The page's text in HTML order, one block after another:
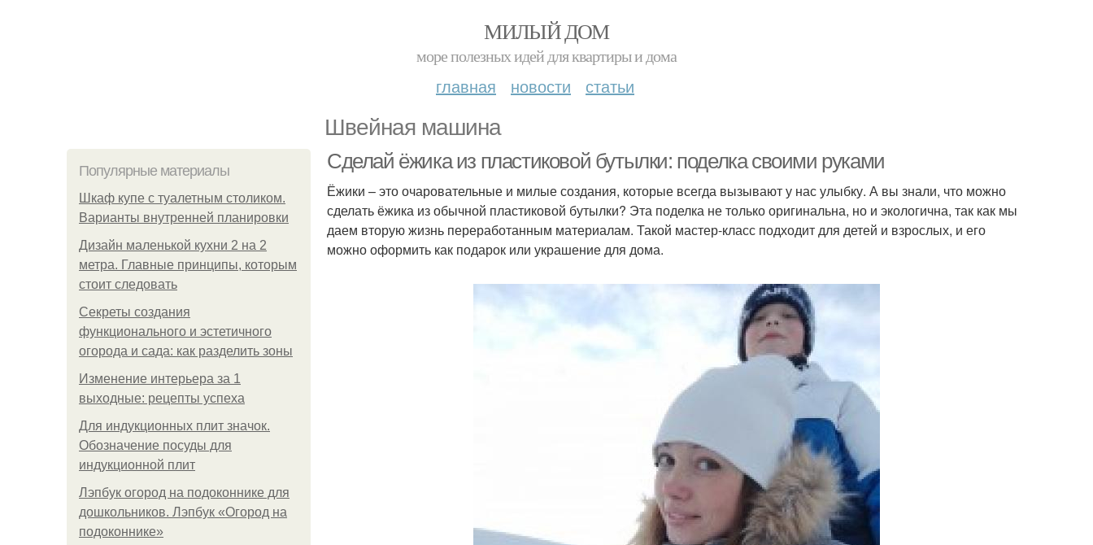
МИЛЫЙ ДОМ
море полезных идей для квартиры и дома
главная новости статьи
Швейная машина
Популярные материалы
Шкаф купе с туалетным столиком.
Варианты внутренней планировки
Дизайн маленькой кухни 2 на 2
метра. Главные принципы, которым
стоит следовать
Секреты создания
функционального и эстетичного
огорода и сада: как разделить зоны
Изменение интерьера за 1
выходные: рецепты успеха
Для индукционных плит значок.
Обозначение посуды для
индукционной плит
Лэпбук огород на подоконнике для
дошкольников. Лэпбук «Огород на
подоконнике»
Сделай ёжика из пластиковой бутылки: поделка своими руками
Ёжики – это очаровательные и милые создания, которые всегда вызывают у нас улыбку. А вы знали, что можно
сделать ёжика из обычной пластиковой бутылки? Эта поделка не только оригинальна, но и экологична, так как мы
даем вторую жизнь переработанным материалам. Такой мастер-класс подходит для детей и взрослых, и его
можно оформить как подарок или украшение для дома.